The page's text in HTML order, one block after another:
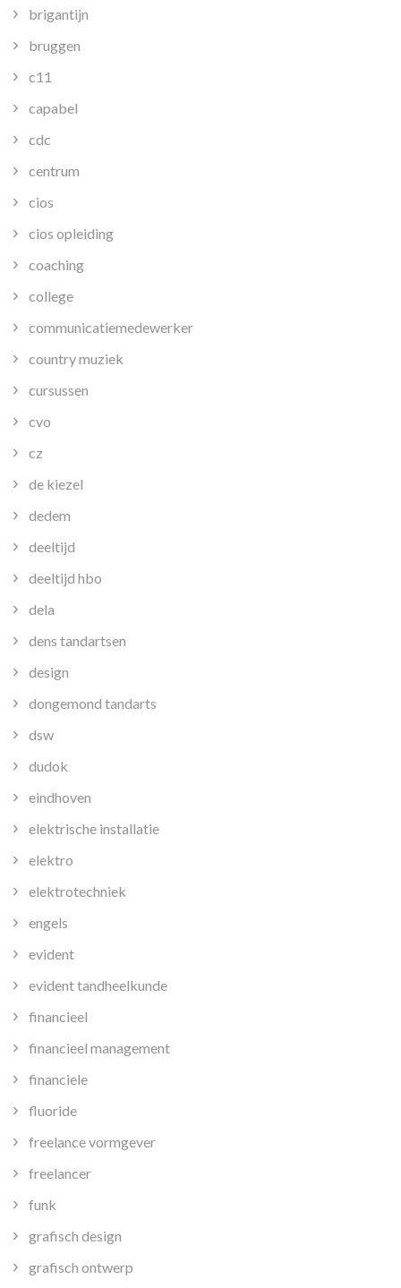
brigantijn
bruggen
c11
capabel
cdc
centrum
cios
cios opleiding
coaching
college
communicatiemedewerker
country muziek
cursussen
cvo
cz
de kiezel
dedem
deeltijd
deeltijd hbo
dela
dens tandartsen
design
dongemond tandarts
dsw
dudok
eindhoven
elektrische installatie
elektro
elektrotechniek
engels
evident
evident tandheelkunde
financieel
financieel management
financiele
fluoride
freelance vormgever
freelancer
funk
grafisch design
grafisch ontwerp